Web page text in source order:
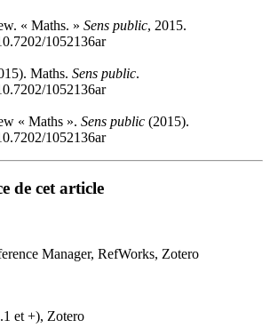
« Maths. » Sens public, 2015.
1052136ar
Maths. Sens public.
1052136ar
« Maths ». Sens public (2015).
1052136ar
de cet article
Manager, RefWorks, Zotero
et +), Zotero